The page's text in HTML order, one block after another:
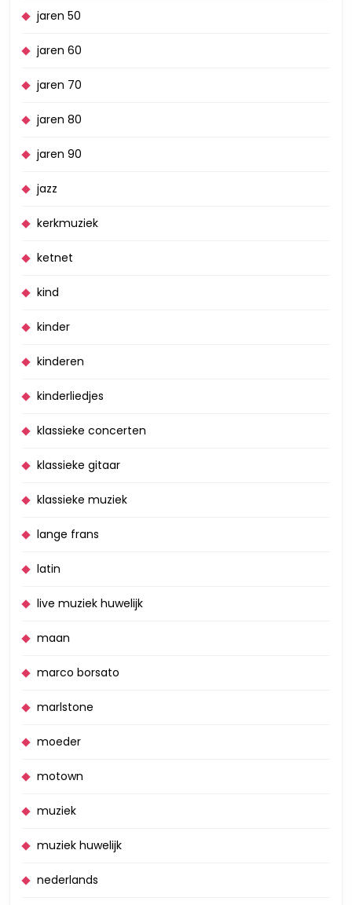
jaren 50
jaren 60
jaren 70
jaren 80
jaren 90
jazz
kerkmuziek
ketnet
kind
kinder
kinderen
kinderliedjes
klassieke concerten
klassieke gitaar
klassieke muziek
lange frans
latin
live muziek huwelijk
maan
marco borsato
marlstone
moeder
motown
muziek
muziek huwelijk
nederlands